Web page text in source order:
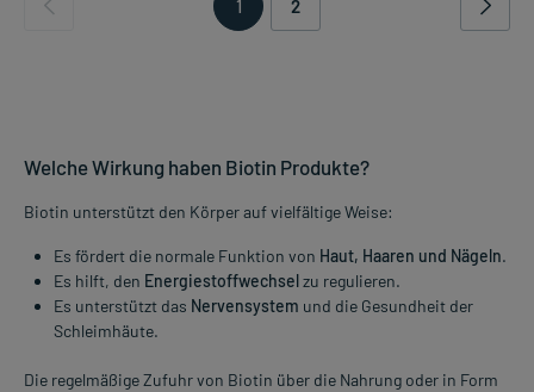
1 2
Welche Wirkung haben Biotin Produkte?
Biotin unterstützt den Körper auf vielfältige Weise:
Es fördert die normale Funktion von Haut, Haaren und Nägeln.
Es hilft, den Energiestoffwechselzu regulieren.
Es unterstützt das Nervensystem und die Gesundheit der
Schleimhäute.
Die regelmäßige Zufuhr von Biotin über die Nahrung oder in Form